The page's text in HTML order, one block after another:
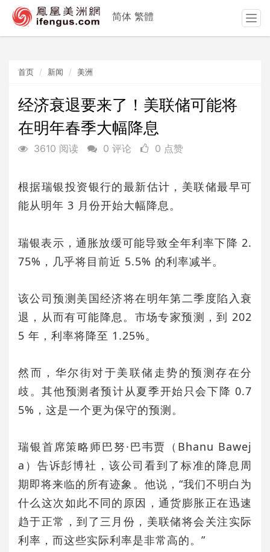
首页 新闻 美洲
经济衰退要来了！美联储可能将
在明年春季大幅降息
3610 阅读 0 评论 0 点赞
根据瑞银投资银行的最新估计，美联储最早可
能从明年 3 月份开始大幅降息。
瑞银表示，通胀放缓可能导致全年利率下降 2.
75%，几乎将目前近 5.5% 的利率减半。
该公司预测美国经济将在明年第二季度陷入衰
退，从而有可能降息。市场专家预测，到 202
5 年，利率将降至 1.25%。
然而，华尔街对于美联储走势的预测存在分
歧。其他预测者预计从夏季开始只会下降 0.7
5%，这是一个更为保守的预测。
瑞银首席策略师巴努·巴韦贾（Bhanu Bawej
a）告诉彭博社，该公司看到了标准的降息周
期即将来临的所有迹象。他说，“我们不明白为
什么这次如此不同的原因，通货膨胀正在迅速
趋于正常，到了三月份，美联储将会关注实际
利率，而这些实际利率是非常高的。”
简体 繁體
T
o
t
i